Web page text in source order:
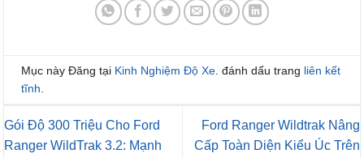
Mục này Đăng tại Kinh Nghiệm Độ Xe . đánh dấu trang liên kết
tĩnh
Gói Độ 300 Triệu Cho Ford
Ranger WildTrak 3.2: Mạnh
Ford Ranger Wildtrak Nâng
Cấp Toàn Diện Kiểu Úc Trên